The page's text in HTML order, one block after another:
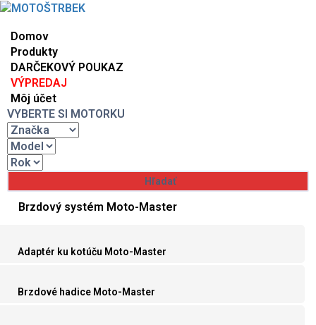
Domov
Produkty
DARČEKOVÝ POUKAZ
VÝPREDAJ
Môj účet
VYBERTE SI MOTORKU
Brzdový systém Moto-Master
Adaptér ku kotúču Moto-Master
Brzdové hadice Moto-Master